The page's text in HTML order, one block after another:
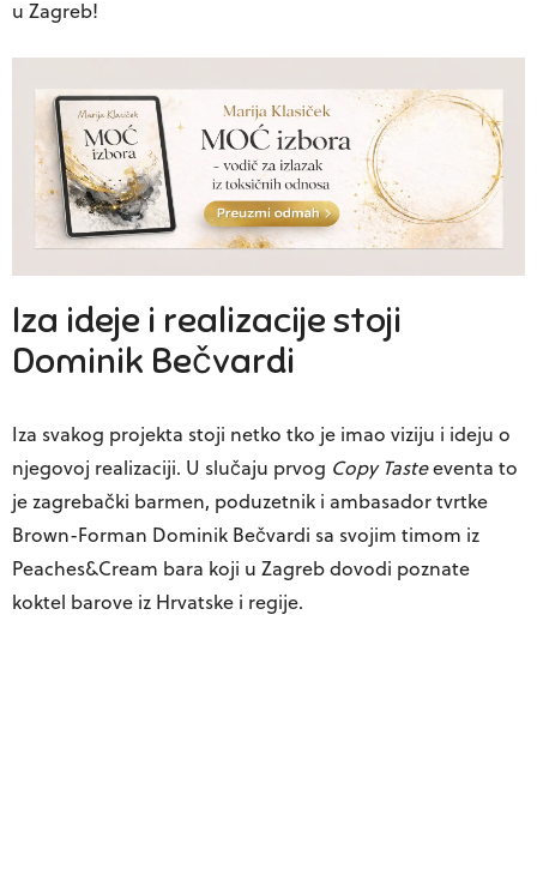
u Zagreb!
Iza ideje i realizacije stoji
Dominik Bečvardi
Iza svakog projekta stoji netko tko je imao viziju i ideju o
njegovoj realizaciji. U slučaju prvog Copy Tasteeventa to
je zagrebački barmen, poduzetnik i ambasador tvrtke
Brown-Forman Dominik Bečvardi sa svojim timom iz
Peaches&Cream bara koji u Zagreb dovodi poznate
koktel barove iz Hrvatske i regije.